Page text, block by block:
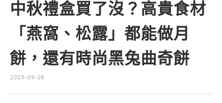
中秋禮盒買了沒？高貴食材
「燕窩、松露」都能做月
餅，還有時尚黑兔曲奇餅
2023-09-28